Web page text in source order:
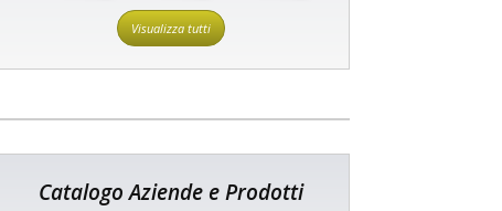
Visualizza tutti
Catalogo Aziende e Prodotti